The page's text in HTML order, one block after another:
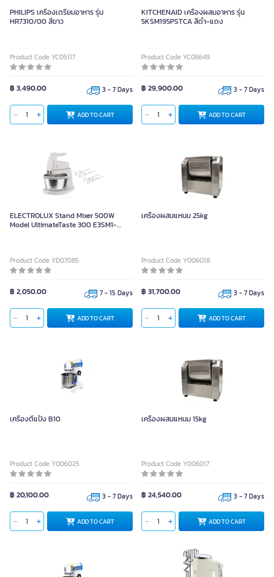
PHILIPS เครื่องเตรียมอาหาร รุ่น
HR7310/00 สีขาว
Product Code YC05117
฿ 3,490.00 3 - 7 Days
ADD TO CART
KITCHENAID เครื่องผสมอาหาร รุ่น
5KSM195PSTCA สีดำ-แดง
Product Code YC06649
฿ 29,900.00 3 - 7 Days
ADD TO CART
ELECTROLUX Stand Mixer 500W
Model UltimateTaste 300 E3SM1-
Product Code YD07085
฿ 2,050.00 7 - 15 Days
ADD TO CART
เครื่องผสมแหนม 25kg
Product Code Y006018
฿ 31,700.00 3 - 7 Days
ADD TO CART
เครื่องตีแป้ง B10
Product Code Y006025
฿ 20,100.00 3 - 7 Days
ADD TO CART
เครื่องผสมแหนม 15kg
Product Code Y006017
฿ 24,540.00 3 - 7 Days
ADD TO CART